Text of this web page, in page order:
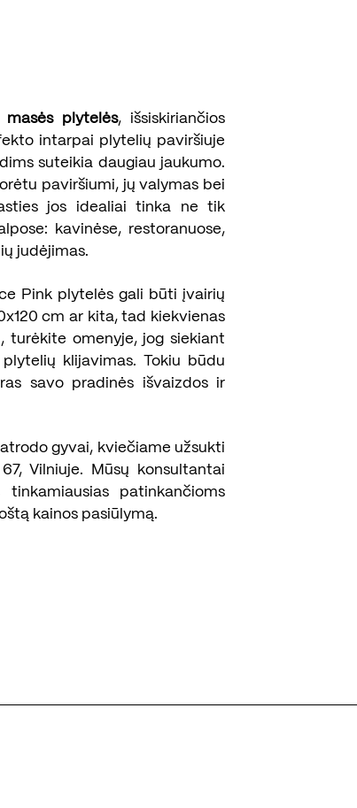
masės plytelės, išsiskiriančios
intarpai plytelių paviršiuje
suteikia daugiau jaukumo.
paviršiumi, jų valymas bei
jos idealiai tinka ne tik
kavinėse, restoranuose,
judėjimas.
Pink plytelės gali būti įvairių
cm ar kita, tad kiekvienas
turėkite omenyje, jog siekiant
klijavimas. Tokiu būdu
savo pradinės išvaizdos ir
gyvai, kviečiame užsukti
Vilniuje. Mūsų konsultantai
patinkančioms
kainos pasiūlymą.